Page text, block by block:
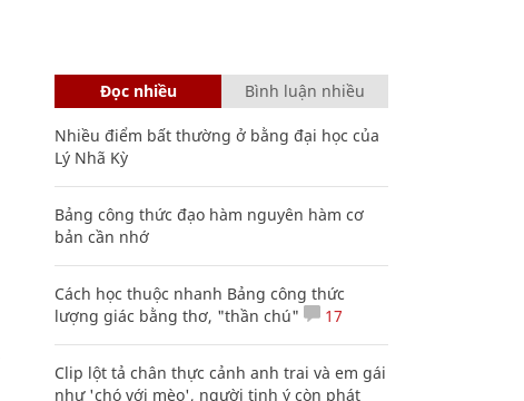
Đọc nhiều Bình luận nhiều
Nhiều điểm bất thường ở bằng đại học của
Lý Nhã Kỳ
Bảng công thức đạo hàm nguyên hàm cơ
bản cần nhớ
Cách học thuộc nhanh Bảng công thức
lượng giác bằng thơ, "thần chú"
17
Clip lột tả chân thực cảnh anh trai và em gái
như 'chó với mèo', người tinh ý còn phát